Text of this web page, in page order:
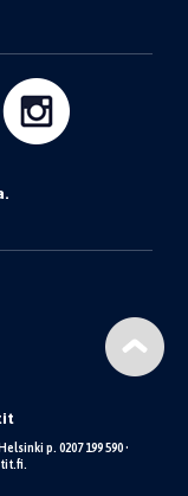
p. 0207 199 590 •